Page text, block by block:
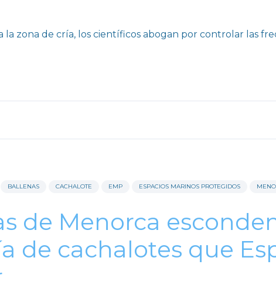
la zona de cría, los científicos abogan por controlar las
BALLENAS CACHALOTE EMP ESPACIOS MARINOS PROTEGIDOS
de Menorca
de cachalotes que